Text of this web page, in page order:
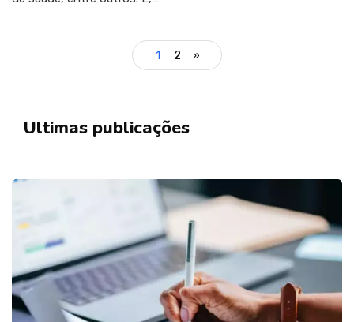
1 2 »
Ultimas publicações